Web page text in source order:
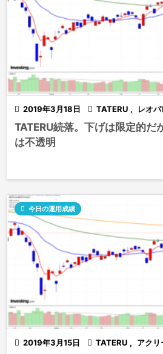
 2019年3月18日  TATERU , レオ
TATERU続落。下げは限定的だ
は不透明
 2019年3月15日
 今日の運用成績
 TATERU , アクリ